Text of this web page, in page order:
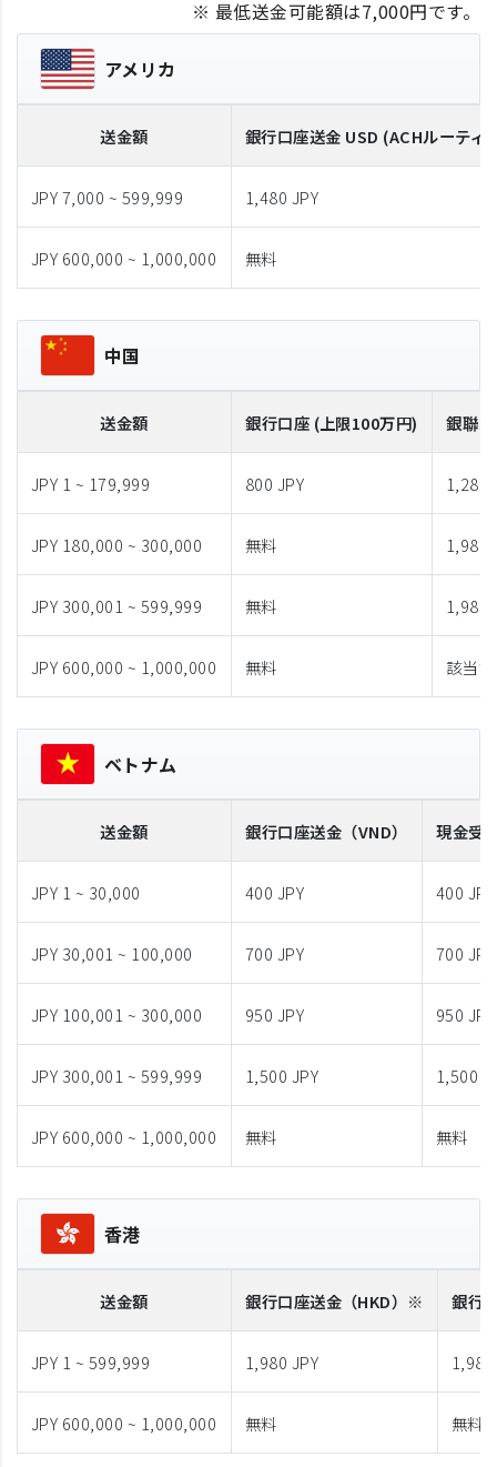
※ 最低送金可能額は7,000円です。
アメリカ
送金額 銀行口座送金 USD (ACHルーティ
JPY 7,000 ~ 599,999 1,480 JPY
JPY 600,000 ~ 1,000,000 無料
中国
送金額 銀行口座 (上限100万円) 銀聯
JPY 1 ~ 179,999 800 JPY 1,280
JPY 180,000 ~ 300,000 無料 1,980
JPY 300,001 ~ 599,999 無料 1,980
JPY 600,000 ~ 1,000,000 無料 該当
ベトナム
送金額 銀行口座送金 （VND） 現金受
JPY 1 ~ 30,000 400 JPY 400 JPY
JPY 30,001 ~ 100,000 700 JPY 700 JPY
JPY 100,001 ~ 300,000 950 JPY 950 JPY
JPY 300,001 ~ 599,999 1,500 JPY 1,500
JPY 600,000 ~ 1,000,000 無料 無料
香港
送金額 銀行口座送金 （HKD）※ 銀行
JPY 1 ~ 599,999 1,980 JPY 1,980
JPY 600,000 ~ 1,000,000 無料 無料